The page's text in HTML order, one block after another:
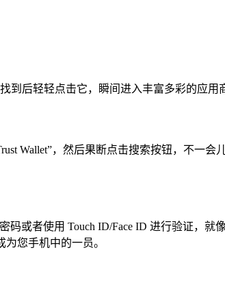
到后轻轻点击它，瞬间进入丰富多彩的应用
Wallet”，然后果断点击搜索按钮，不一
或者使用 Touch ID/Face ID 进行验证，
您手机中的一员。